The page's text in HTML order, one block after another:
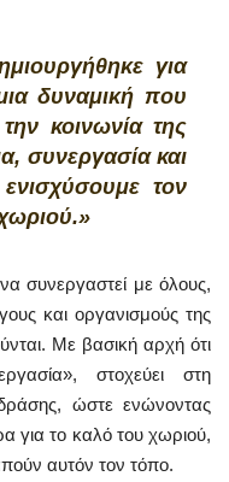
για
δυναμική που
κοινωνία της
συνεργασία και
τον
συνεργαστεί με όλους,
και οργανισμούς της
Με βασική αρχή ότι
στοχεύει στη
ώστε ενώνοντας
για το καλό του χωριού,
αυτόν τον τόπο.